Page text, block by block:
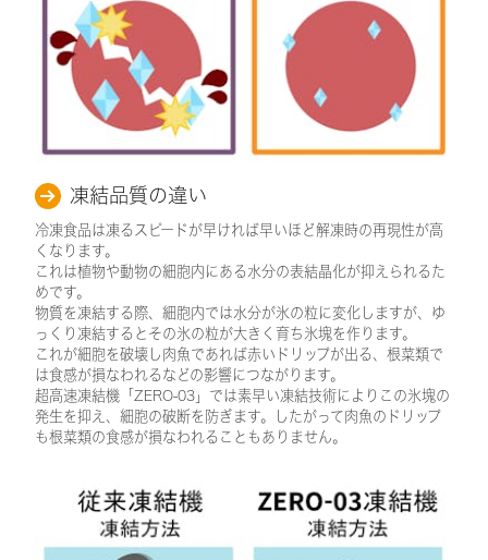
凍結品質の違い
冷凍食品は凍るスピードが早ければ早いほど解凍時の再現性が高
くなります。
これは植物や動物の細胞内にある水分の表結晶化が抑えられるた
めです。
物質を凍結する際、細胞内では水分が氷の粒に変化しますが、ゆ
っくり凍結するとその氷の粒が大きく育ち氷塊を作ります。
これが細胞を破壊し肉魚であれば赤いドリップが出る、根菜類で
は食感が損なわれるなどの影響につながります。
超高速凍結機「ZERO-03」では素早い凍結技術によりこの氷塊の
発生を抑え、細胞の破断を防ぎます。したがって肉魚のドリップ
も根菜類の食感が損なわれることもありません。